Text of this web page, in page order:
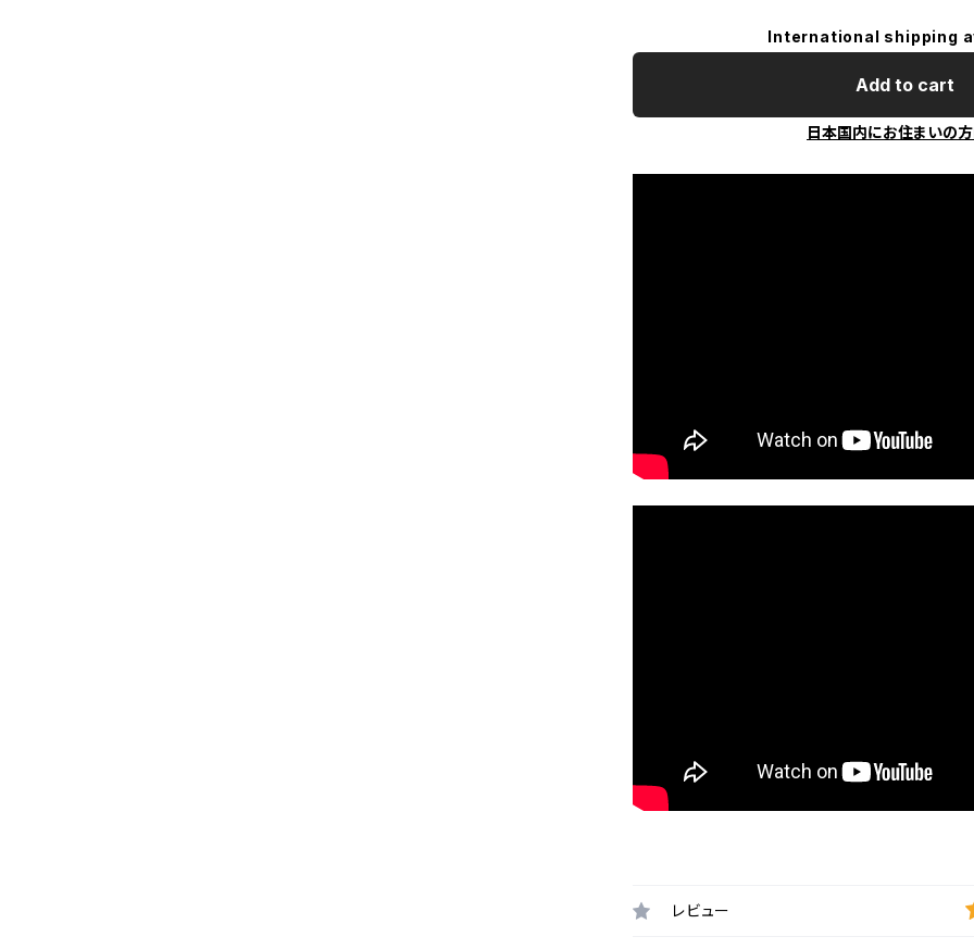
International shipping
Add to cart
日本国内にお住まいの
レビュー